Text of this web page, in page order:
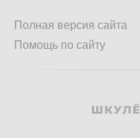
Полная версия сайта
Помощь по сайту